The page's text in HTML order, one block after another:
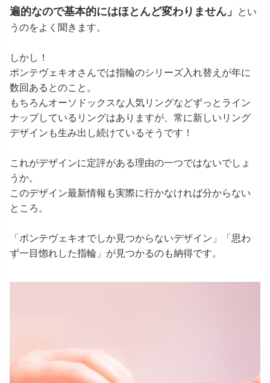
遍的なので基本的にはほとんど変わりません」
とい
うのをよく聞きます。
しかし！
ポンテヴェキオさんでは指輪のシリーズ入れ替えが年に
数回あるとのこと。
もちろんオーソドックスな人気リングなどずっとライン
ナップしているリングはありますが、常に新しいリング
デザインも生み出し続けているそうです！
これがデザインに定評がある理由の一つではないでしょ
うか。
このデザイン最新情報も実際に行かなければ分からない
ところ。
「ポンテヴェキオでしか見つからないデザイン」「思わ
ず一目惚れした指輪」が見つかるのも納得です。